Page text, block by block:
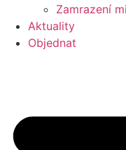
Zamrazení
Aktuality
Objednat